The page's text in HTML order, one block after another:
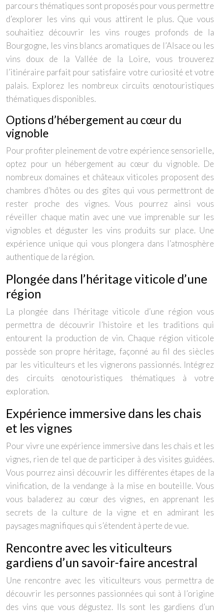
parcours thématiques sont proposés pour vous permettre
d’explorer les vins qui vous attirent le plus. Que vous
souhaitiez découvrir les vins rouges profonds de la
Bourgogne, les vins blancs aromatiques de l’Alsace ou les
vins doux de la Vallée de la Loire, vous trouverez
l’itinéraire parfait pour satisfaire votre curiosité et votre
palais. Explorez les nombreux circuits œnotouristiques
thématiques disponibles.
Options d’hébergement au cœur du
vignoble
Pour profiter pleinement de votre expérience sensorielle,
optez pour un hébergement au cœur du vignoble. De
nombreux domaines et châteaux viticoles proposent des
chambres d’hôtes ou des gîtes qui vous permettront de
rester proche des vignes. Vous pourrez ainsi vous
réveiller chaque matin avec une vue imprenable sur les
vignobles et déguster les vins produits sur place. Une
expérience unique qui vous plongera dans l’atmosphère
authentique de la région.
Plongée dans l’héritage viticole d’une
région
La plongée dans l’héritage viticole d’une région vous
permettra de découvrir l’histoire et les traditions qui
entourent la production de vin. Chaque région viticole
possède son propre héritage, façonné au fil des siècles
par les viticulteurs et les vignerons passionnés. Intégrez
des circuits œnotouristiques thématiques à votre
exploration.
Expérience immersive dans les chais
et les vignes
Pour vivre une expérience immersive dans les chais et les
vignes, rien de tel que de participer à des visites guidées.
Vous pourrez ainsi découvrir les différentes étapes de la
vinification, de la vendange à la mise en bouteille. Vous
vous baladerez au cœur des vignes, en apprenant les
secrets de la culture de la vigne et en admirant les
paysages magnifiques qui s’étendent à perte de vue.
Rencontre avec les viticulteurs
gardiens d’un savoir-faire ancestral
Une rencontre avec les viticulteurs vous permettra de
découvrir les personnes passionnées qui sont à l’origine
des vins que vous dégustez. Ils sont les gardiens d’un